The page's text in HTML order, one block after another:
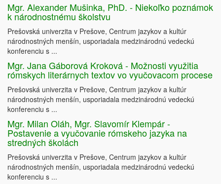
Mgr. Alexander Mušinka, PhD. - Niekoľko poznámok
k národnostnému školstvu
Prešovská univerzita v Prešove, Centrum jazykov a kultúr
národnostných menšín, usporiadala medzinárodnú vedeckú
konferenciu s ...
Mgr. Jana Gáborová Kroková - Možnosti využitia
rómskych literárnych textov vo vyučovacom procese
Prešovská univerzita v Prešove, Centrum jazykov a kultúr
národnostných menšín, usporiadala medzinárodnú vedeckú
konferenciu s ...
Mgr. Milan Oláh, Mgr. Slavomír Klempár -
Postavenie a vyučovanie rómskeho jazyka na
stredných školách
Prešovská univerzita v Prešove, Centrum jazykov a kultúr
národnostných menšín, usporiadala medzinárodnú vedeckú
konferenciu s ...